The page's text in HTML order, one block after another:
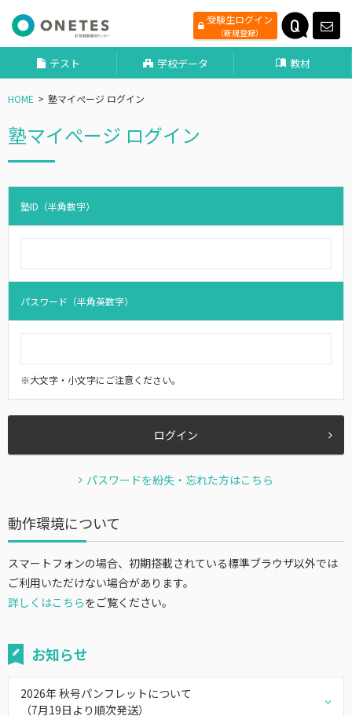
受験生ログイン
（新規登録）
テスト 学校データ 教材
HOME 塾マイぺージ ログイン
塾マイぺージ ログイン
塾ID （半角数字）
パスワード （半角英数字）
※大文字・小文字にご注意ください。
ログイン
パスワードを紛失・忘れた方はこちら
動作環境について
スマートフォンの場合、初期搭載されている標準ブラウザ以外では
ご利用いただけない場合があります。
詳しくはこちらをご覧ください。
お知らせ
2026年 秋号パンフレットについて
（7月19日より順次発送）